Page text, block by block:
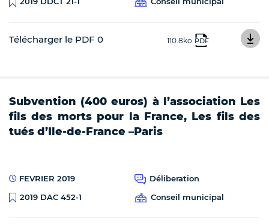
Télécharger le PDF 0 110.8ko PDF
Subvention (400 euros) à l’association Les
fils des morts pour la France, Les fils des
tués d’Ile-de-France –Paris
FEVRIER 2019
Déliberation
2019 DAC 452-1
Conseil municipal